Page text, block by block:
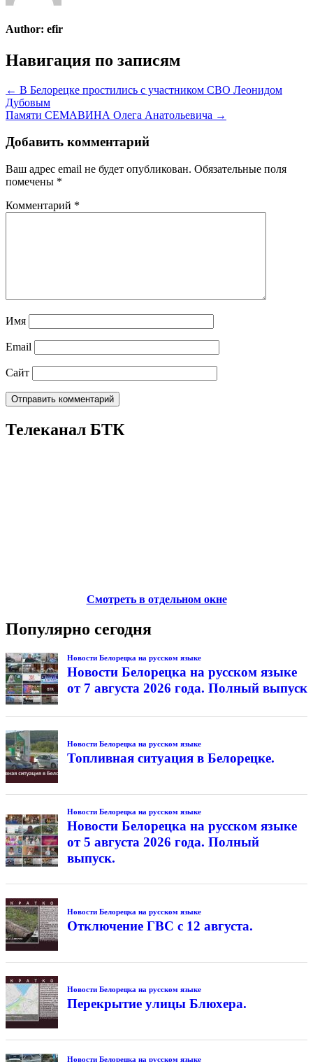
Author: efir
Навигация по записям
← В Белорецке простились с участником СВО Леонидом
Дубовым
Памяти СЕМАВИНА Олега Анатольевича →
Добавить комментарий
Ваш адрес email не будет опубликован. Обязательные поля
помечены *
Комментарий *
Имя
Email
Сайт
Телеканал БТК
Смотреть в отдельном окне
Популярно сегодня
Новости Белорецка на русском языке
Новости Белорецка на русском языке
от 7 августа 2026 года. Полный выпуск
Новости Белорецка на русском языке
Топливная ситуация в Белорецке.
Новости Белорецка на русском языке
Новости Белорецка на русском языке
от 5 августа 2026 года. Полный
выпуск.
Новости Белорецка на русском языке
Отключение ГВС с 12 августа.
Новости Белорецка на русском языке
Перекрытие улицы Блюхера.
Новости Белорецка на русском языке